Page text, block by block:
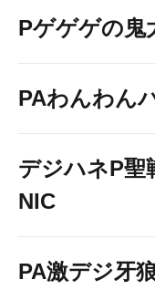
Pゲゲゲの鬼
PAわんわん
デジハネP聖
NIC
PA激デジ牙